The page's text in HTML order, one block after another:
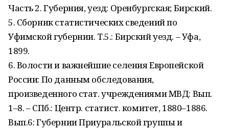
Часть 2. Гу­берния, уезд: Оренбургская; Бирский.
5. Сборник статистических сведений по
Уфимской губернии. Т.5.: Бирский уезд. – Уфа,
1899.
6. Волости и важнейшие селения Европейской
России: По данным обследования,
произведенного стат. учреждениями МВД: Вып.
1–8. – СПб.: Центр. статист. комитет, 1880–1886.
Вып.6: Губернии Приуральской группы и